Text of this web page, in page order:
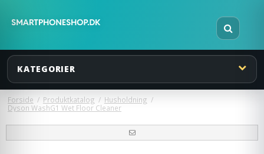
KATEGORIER
Forside / Produktkatalog / Husholdning /
Dyson WashG1 Wet Floor Cleaner